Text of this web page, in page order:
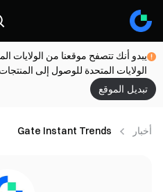
يبدو أنك تتصفح موقعنا من الولايات
الولايات المتحدة للوصول إلى
تبديل الموقع
أخبار Gate Instant Trends